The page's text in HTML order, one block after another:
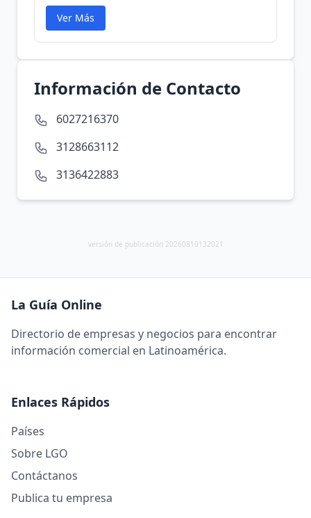
Ver Más
Información de Contacto
6027216370
3128663112
3136422883
versión de publicación 20260810132021
La Guía Online
Directorio de empresas y negocios para encontrar
información comercial en Latinoamérica.
Enlaces Rápidos
Países
Sobre LGO
Contáctanos
Publica tu empresa